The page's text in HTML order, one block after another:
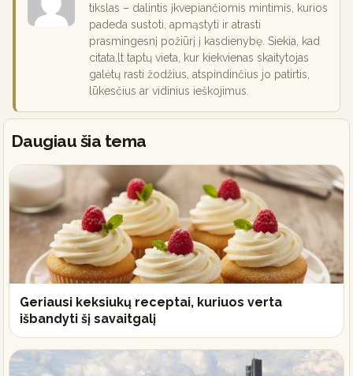
tikslas – dalintis įkvepiančiomis mintimis, kurios
padeda sustoti, apmąstyti ir atrasti
prasmingesnį požiūrį į kasdienybę. Siekia, kad
citata.lt taptų vieta, kur kiekvienas skaitytojas
galėtų rasti žodžius, atspindinčius jo patirtis,
lūkesčius ar vidinius ieškojimus.
Daugiau šia tema
Geriausi keksiukų receptai, kuriuos verta
išbandyti šį savaitgalį